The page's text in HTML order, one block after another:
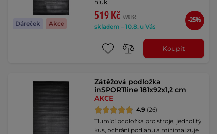
Dáreček Akce
hluk.
519 Kč 690 Kč
skladem – 10.8. u Vás
-25%
Koupit
Zátěžová podložka
inSPORTline 181x92x1,2 cm
AKCE
4.9 (26)
Tlumící podložka pro stroje, jednolitý
kus, ochrání podlahu a minimalizuje